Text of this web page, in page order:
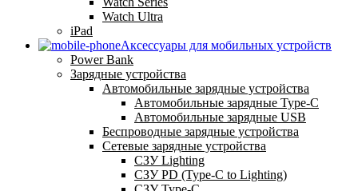
Watch Ultra
iPad
Аксессуары для мобильных устройств
Power Bank
Зарядные устройства
Автомобильные зарядные устройства
Автомобильные зарядные Type-C
Автомобильные зарядные USB
Беспроводные зарядные устройства
Сетевые зарядные устройства
СЗУ Lighting
СЗУ PD (Type-C to Lighting)